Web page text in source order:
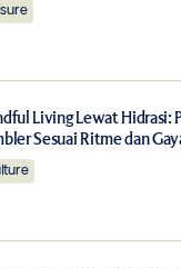
posts by email.
Living Lewat Hidrasi:
Sesuai Ritme dan